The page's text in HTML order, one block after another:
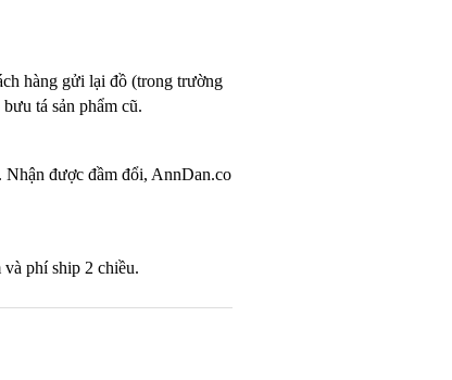
hàng gửi lại đồ (trong trường
tá sản phẩm cũ.
Nhận được đầm đổi, AnnDan.co
phí ship 2 chiều.